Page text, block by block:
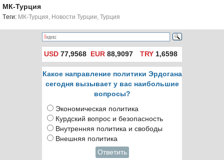
МК-Турция
Tеги: МК-Турция, Новости Турции, Турция
USD 77,9568 EUR 88,9097 TRY1,6598
Какое направление политики Эрдогана
сегодня вызывает у вас наибольшие
вопросы?
Экономическая политика
Курдский вопрос и безопасность
Внутренняя политика и свободы
Внешняя политика
Ответить